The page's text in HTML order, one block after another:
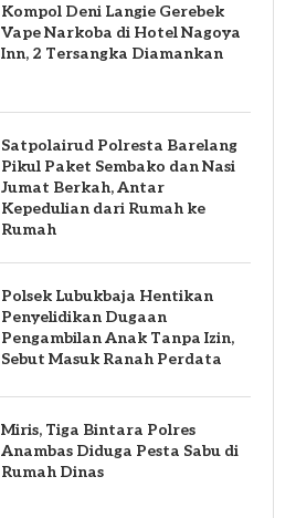
Kompol Deni Langie Gerebek
Vape Narkoba di Hotel Nagoya
Inn, 2 Tersangka Diamankan
Satpolairud Polresta Barelang
Pikul Paket Sembako dan Nasi
Jumat Berkah, Antar
Kepedulian dari Rumah ke
Rumah
Polsek Lubukbaja Hentikan
Penyelidikan Dugaan
Pengambilan Anak Tanpa Izin,
Sebut Masuk Ranah Perdata
Miris, Tiga Bintara Polres
Anambas Diduga Pesta Sabu di
Rumah Dinas